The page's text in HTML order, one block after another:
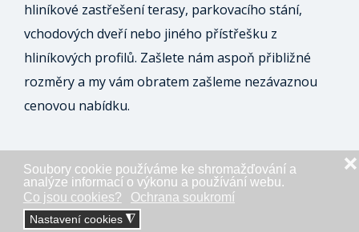
Soubory cookie používáme ke shromažďování a
analýze informací o výkonu a používání webu.
Co jsou cookies?
Ochrana soukromí
Nastavení cookies ◮
❌
hliníkové zastřešení terasy, parkovacího stání,
vchodových dveří nebo jiného přístřešku z
hliníkových profilů. Zašlete nám aspoň přibližné
rozměry a my vám obratem zašleme nezávaznou
cenovou nabídku.
ODESLAT NEZÁVAZNOU POPTÁVKU